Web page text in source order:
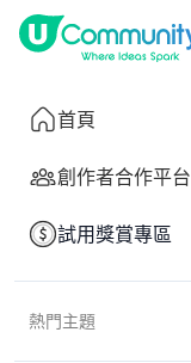
首頁
創作者合作平台
試用獎賞專區
熱門主題